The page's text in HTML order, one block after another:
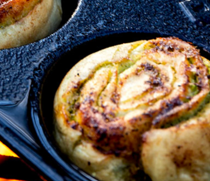
Danmarks Naturfredningsforening må
gerne kontakte mig med nyt om sagen
samt fremtidige underskriftindsamlinger
og andre støttemuligheder. Jeg kan til
enhver tid tilbagekalde dette samtykke
ved at kontakte persondata@dn.dk
Skriv under nu
Naturfredningsforening må gerne kontakte
nyt om sagen samt fremtidige
og andre støttemuligheder.
kan til enhver tid tilbagekalde dette samtykke ved
at kontakte persondata@dn.dk
Skriv under nu
Danmarks Naturfredningsforening må gerne
kontakte mig med nyt om sagen samt
fremtidige underskriftindsamlinger og andre
støttemuligheder. Jeg kan til enhver tid
tilbagekalde dette samtykke ved at kontakte
persondata@dn.dk
Skriv under nu